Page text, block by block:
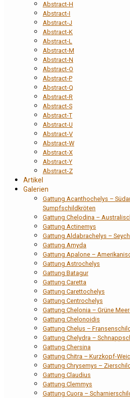
Abstract-H
Abstract-I
Abstract-J
Abstract-K
Abstract-L
Abstract-M
Abstract-N
Abstract-O
Abstract-P
Abstract-Q
Abstract-R
Abstract-S
Abstract-T
Abstract-U
Abstract-V
Abstract-W
Abstract-X
Abstract-Y
Abstract-Z
Artikel
Galerien
Gattung Acanthochelys –
Sumpfschildkröten
Gattung Chelodina –
Gattung Actinemys
Gattung Aldabrachelys –
Gattung Amyda
Gattung Apalone –
Gattung Astrochelys
Gattung Batagur
Gattung Caretta
Gattung Carettochelys
Gattung Centrochelys
Gattung Chelonia – Grüne
Gattung Chelonoidis
Gattung Chelus –
Gattung Chelydra –
Gattung Chersina
Gattung Chitra – Kurzkopf-
Gattung Chrysemys –
Gattung Claudius
Gattung Clemmys
Gattung Cuora –